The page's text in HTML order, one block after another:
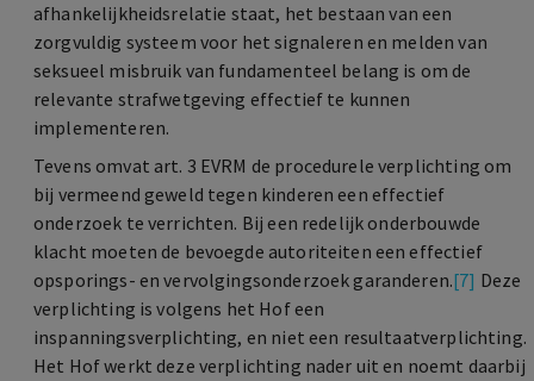
afhankelijkheidsrelatie staat, het bestaan van een
zorgvuldig systeem voor het signaleren en melden van
seksueel misbruik van fundamenteel belang is om de
relevante strafwetgeving effectief te kunnen
implementeren.
Tevens omvat art. 3 EVRM de procedurele verplichting om
bij vermeend geweld tegen kinderen een effectief
onderzoek te verrichten. Bij een redelijk onderbouwde
klacht moeten de bevoegde autoriteiten een effectief
opsporings- en vervolgingsonderzoek garanderen.[7] Deze
verplichting is volgens het Hof een
inspanningsverplichting, en niet een resultaatverplichting.
Het Hof werkt deze verplichting nader uit en noemt daarbij